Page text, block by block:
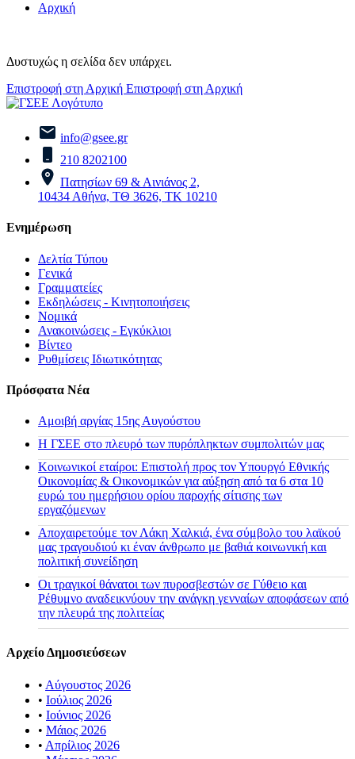
Αρχική
Δυστυχώς η σελίδα δεν υπάρχει.
Επιστροφή στη Αρχική Επιστροφή στη Αρχική
info@gsee.gr
210 8202100
Πατησίων 69 & Αινιάνος 2,
10434 Αθήνα, ΤΘ 3626, ΤΚ 10210
Ενημέρωση
Δελτία Τύπου
Γενικά
Γραμματείες
Εκδηλώσεις - Κινητοποιήσεις
Νομικά
Ανακοινώσεις - Εγκύκλιοι
Βίντεο
Ρυθμίσεις Ιδιωτικότητας
Πρόσφατα Νέα
Αμοιβή αργίας 15ης Αυγούστου
H ΓΣΕΕ στο πλευρό των πυρόπληκτων συμπολιτών μας
Κοινωνικοί εταίροι: Επιστολή προς τον Υπουργό Εθνικής
Οικονομίας & Οικονομικών για αύξηση από τα 6 στα 10
ευρώ του ημερήσιου ορίου παροχής σίτισης των
εργαζόμενων
Αποχαιρετούμε τον Λάκη Χαλκιά, ένα σύμβολο του λαϊκού
μας τραγουδιού κι έναν άνθρωπο με βαθιά κοινωνική και
πολιτική συνείδηση
Οι τραγικοί θάνατοι των πυροσβεστών σε Γύθειο και
Ρέθυμνο αναδεικνύουν την ανάγκη γενναίων αποφάσεων από
την πλευρά της πολιτείας
Αρχείο Δημοσιεύσεων
• Αύγουστος 2026
• Ιούλιος 2026
• Ιούνιος 2026
• Μάιος 2026
• Απρίλιος 2026